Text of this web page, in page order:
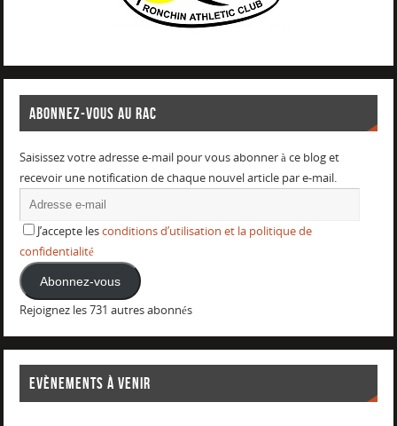
ABONNEZ-VOUS AU RAC
Saisissez votre adresse e-mail pour vous abonner à ce blog et
recevoir une notification de chaque nouvel article par e-mail.
J’accepte lesconditions d’utilisation et la politique de
confidentialité
Abonnez-vous
Rejoignez les 731 autres abonnés
EVÈNEMENTS À VENIR